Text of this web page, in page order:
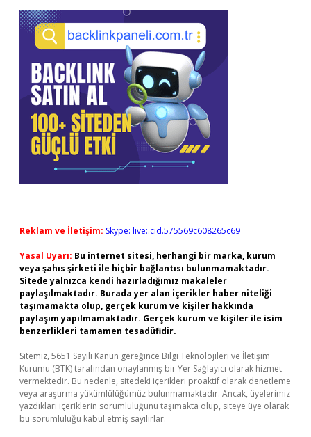
Reklam ve İletişim: Skype: live:.cid.575569c608265c69
Yasal Uyarı: Bu internet sitesi, herhangi bir marka, kurum
veya şahıs şirketi ile hiçbir bağlantısı bulunmamaktadır.
Sitede yalnızca kendi hazırladığımız makaleler
paylaşılmaktadır. Burada yer alan içerikler haber niteliği
taşımamakta olup, gerçek kurum ve kişiler hakkında
paylaşım yapılmamaktadır. Gerçek kurum ve kişiler ile isim
benzerlikleri tamamen tesadüfidir.
Sitemiz, 5651 Sayılı Kanun gereğince Bilgi Teknolojileri ve İletişim
Kurumu (BTK) tarafından onaylanmış bir Yer Sağlayıcı olarak hizmet
vermektedir. Bu nedenle, sitedeki içerikleri proaktif olarak denetleme
veya araştırma yükümlülüğümüz bulunmamaktadır. Ancak, üyelerimiz
yazdıkları içeriklerin sorumluluğunu taşımakta olup, siteye üye olarak
bu sorumluluğu kabul etmiş sayılırlar.